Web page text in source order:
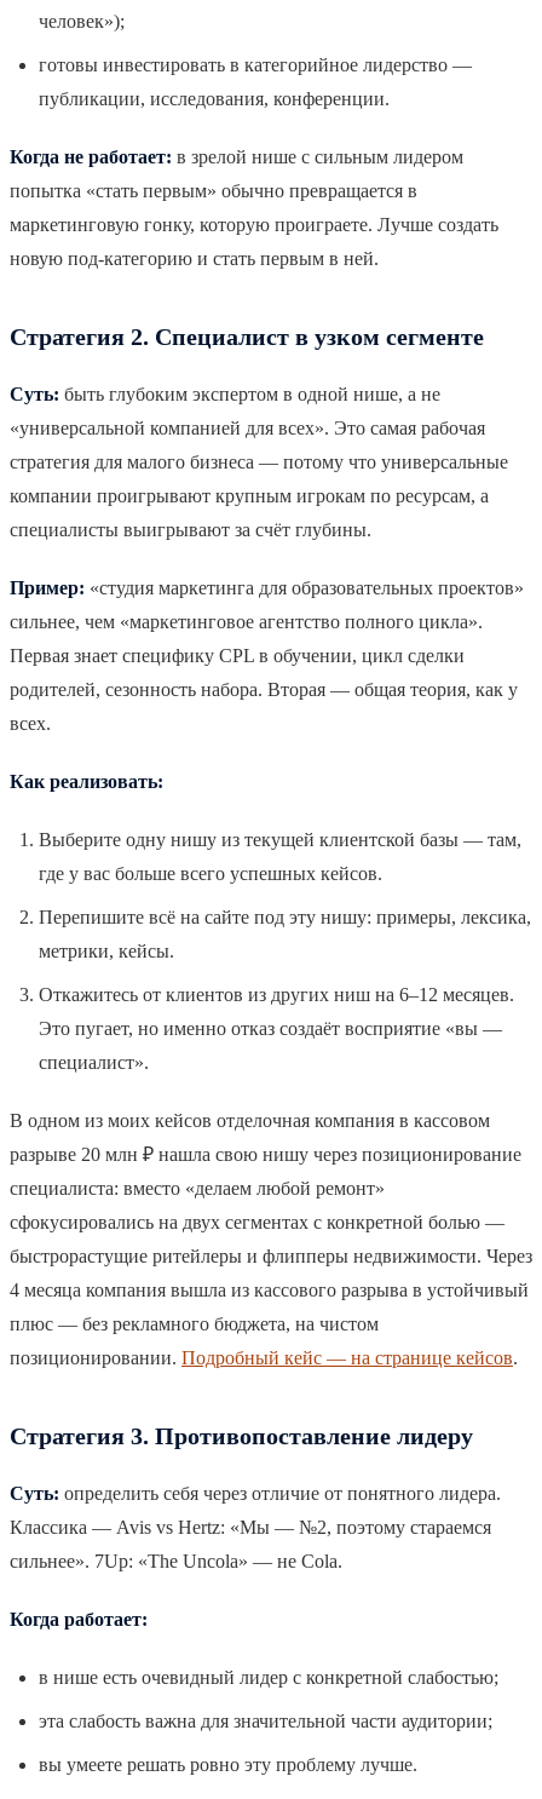
человек»);
готовы инвестировать в категорийное лидерство —
публикации, исследования, конференции.
Когда не работает: в зрелой нише с сильным лидером
попытка «стать первым» обычно превращается в
маркетинговую гонку, которую проиграете. Лучше создать
новую под-категорию и стать первым в ней.
Стратегия 2. Специалист в узком сегменте
Суть: быть глубоким экспертом в одной нише, а не
«универсальной компанией для всех». Это самая рабочая
стратегия для малого бизнеса — потому что универсальные
компании проигрывают крупным игрокам по ресурсам, а
специалисты выигрывают за счёт глубины.
Пример: «студия маркетинга для образовательных проектов»
сильнее, чем «маркетинговое агентство полного цикла».
Первая знает специфику CPL в обучении, цикл сделки
родителей, сезонность набора. Вторая — общая теория, как у
всех.
Как реализовать:
Выберите одну нишу из текущей клиентской базы — там,
где у вас больше всего успешных кейсов.
Перепишите всё на сайте под эту нишу: примеры, лексика,
метрики, кейсы.
Откажитесь от клиентов из других ниш на 6–12 месяцев.
Это пугает, но именно отказ создаёт восприятие «вы —
специалист».
В одном из моих кейсов отделочная компания в кассовом
разрыве 20 млн ₽ нашла свою нишу через позиционирование
специалиста: вместо «делаем любой ремонт»
сфокусировались на двух сегментах с конкретной болью —
быстрорастущие ритейлеры и флипперы недвижимости. Через
4 месяца компания вышла из кассового разрыва в устойчивый
плюс — без рекламного бюджета, на чистом
позиционировании. Подробный кейс — на странице кейсов.
Стратегия 3. Противопоставление лидеру
Суть: определить себя через отличие от понятного лидера.
Классика — Avis vs Hertz: «Мы — №2, поэтому стараемся
сильнее». 7Up: «The Uncola» — не Cola.
Когда работает:
в нише есть очевидный лидер с конкретной слабостью;
эта слабость важна для значительной части аудитории;
вы умеете решать ровно эту проблему лучше.